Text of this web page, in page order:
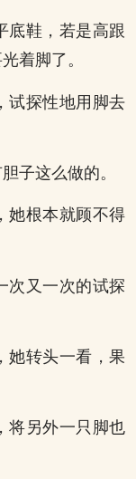
底鞋，若是高跟
着脚了。
试探性地用脚去
子这么做的。
她根本就顾不得
次又一次的试探
她转头一看，果
将另外一只脚也